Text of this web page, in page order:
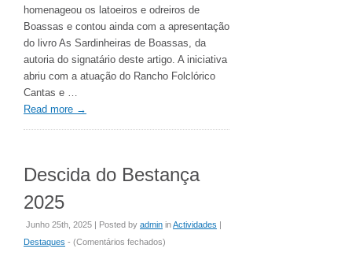
homenageou os latoeiros e odreiros de
Boassas e contou ainda com a apresentação
do livro As Sardinheiras de Boassas, da
autoria do signatário deste artigo. A iniciativa
abriu com a atuação do Rancho Folclórico
Cantas e …
Read more →
Descida do Bestança
2025
Junho 25th, 2025 | Posted by admin inActividades |
Destaques - (Comentários fechadosem
)